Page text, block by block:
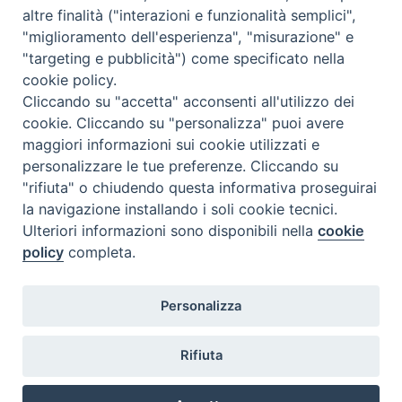
Diocesi
di Como
Diocesi di Como | piazza Grimoldi, 5
Riproduzione solo con permesso.
Iscriviti alla Newsletter
altre finalità ("interazioni e funzionalità semplici",
"miglioramento dell'esperienza", "misurazione" e
"targeting e pubblicità") come specificato nella
cookie policy.
Cliccando su "accetta" acconsenti all'utilizzo dei
cookie. Cliccando su "personalizza" puoi avere
maggiori informazioni sui cookie utilizzati e
personalizzare le tue preferenze. Cliccando su
"rifiuta" o chiudendo questa informativa proseguirai
la navigazione installando i soli cookie tecnici.
Ulteriori informazioni sono disponibili nellacookie
policy completa.
Personalizza
Rifiuta